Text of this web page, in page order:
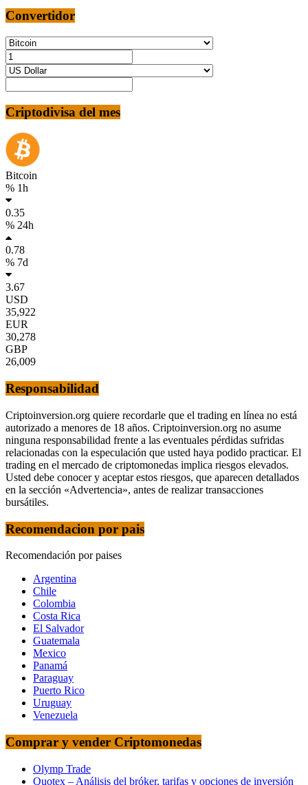
Convertidor
Criptodivisa del mes
Bitcoin
% 1h
0.35
% 24h
0.78
% 7d
3.67
USD
35,922
EUR
30,278
GBP
26,009
Responsabilidad
Criptoinversion.org quiere recordarle que el trading en línea no está
autorizado a menores de 18 años. Criptoinversion.org no asume
ninguna responsabilidad frente a las eventuales pérdidas sufridas
relacionadas con la especulación que usted haya podido practicar. El
trading en el mercado de criptomonedas implica riesgos elevados.
Usted debe conocer y aceptar estos riesgos, que aparecen detallados
en la sección «Advertencia», antes de realizar transacciones
bursátiles.
Recomendacion por pais
Recomendación por paises
Argentina
Chile
Colombia
Costa Rica
El Salvador
Guatemala
Mexico
Panamá
Paraguay
Puerto Rico
Uruguay
Venezuela
Comprar y vender Criptomonedas
Olymp Trade
Quotex – Análisis del bróker, tarifas y opciones de inversión